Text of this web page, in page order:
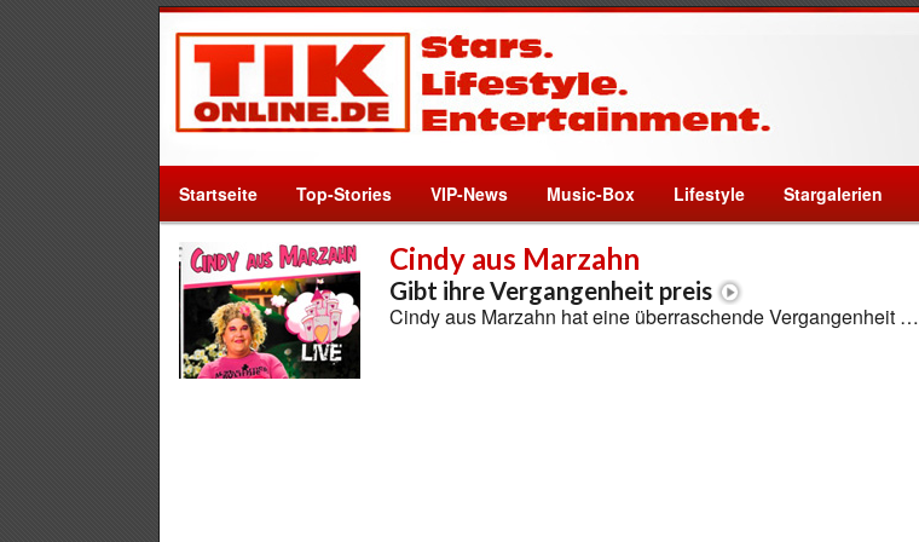
Startseite Top-Stories VIP-News Music-Box Lifestyle Stargalerien
Cindy aus Marzahn
Gibt ihre Vergangenheit preis
Cindy aus Marzahn hat eine überraschende Vergangenheit …